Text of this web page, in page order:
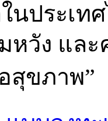
นประเท
หวัง แล
สุขภาพ”